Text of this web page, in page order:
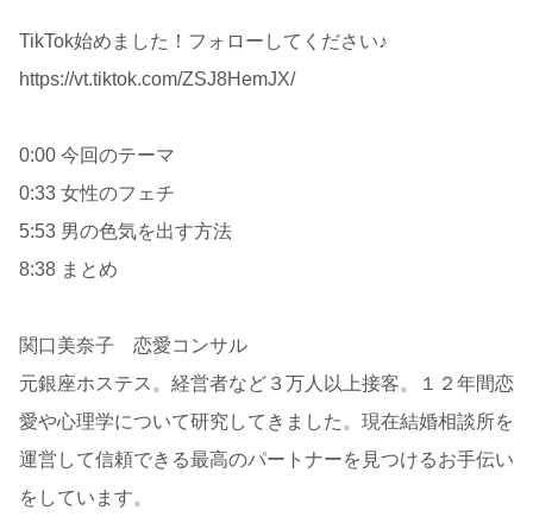
TikTok始めました！フォローしてください♪
https://vt.tiktok.com/ZSJ8HemJX/
0:00 今回のテーマ
0:33 女性のフェチ
5:53 男の色気を出す方法
8:38 まとめ
関口美奈子 恋愛コンサル
元銀座ホステス。経営者など３万人以上接客。１２年間恋
愛や心理学について研究してきました。現在結婚相談所を
運営して信頼できる最高のパートナーを見つけるお手伝い
をしています。